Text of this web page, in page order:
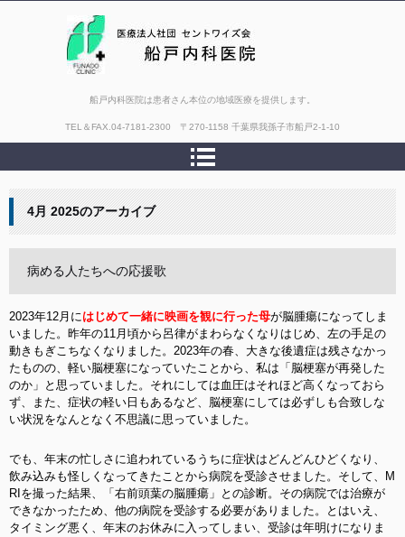
船戸内科医院は患者さん本位の地域医療を提供します。
TEL＆FAX. 04-7181-2300 〒270-1158 千葉県我孫子市船戸2-1-10
4月 2025のアーカイブ
病める人たちへの応援歌
2023年12月にはじめて一緒に映画を観に行った母が脳腫瘍になってしま
いました。昨年の11月頃から呂律がまわらなくなりはじめ、左の手足の
動きもぎこちなくなりました。2023年の春、大きな後遺症は残さなかっ
たものの、軽い脳梗塞になっていたことから、私は「脳梗塞が再発した
のか」と思っていました。それにしては血圧はそれほど高くなっておら
ず、また、症状の軽い日もあるなど、脳梗塞にしては必ずしも合致しな
い状況をなんとなく不思議に思っていました。
でも、年末の忙しさに追われているうちに症状はどんどんひどくなり、
飲み込みも怪しくなってきたことから病院を受診させました。そして、M
RIを撮った結果、「右前頭葉の脳腫瘍」との診断。その病院では治療が
できなかったため、他の病院を受診する必要がありました。とはいえ、
タイミング悪く、年末のお休みに入ってしまい、受診は年明けになりま